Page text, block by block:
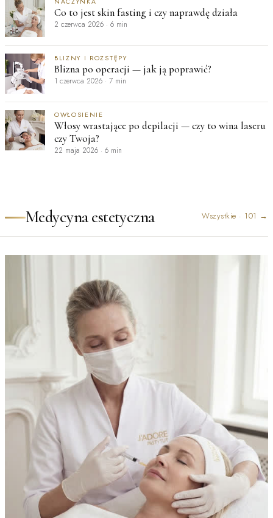
Co to jest skin fasting i czy naprawdę działa
2 czerwca 2026 · 6 min
BLIZNY I ROZSTĘPY
Blizna po operacji — jak ją poprawić?
1 czerwca 2026 · 7 min
OWŁOSIENIE
Włosy wrastające po depilacji — czy to wina laseru
czy Twoja?
22 maja 2026 · 6 min
Medycyna estetyczna Wszystkie · 101 →